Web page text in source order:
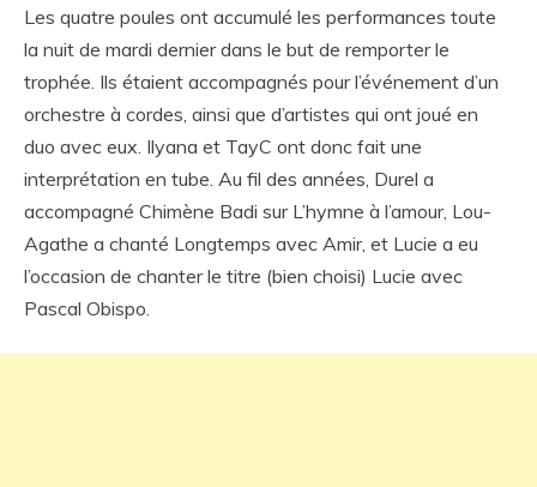
Les quatre poules ont accumulé les performances toute
la nuit de mardi dernier dans le but de remporter le
trophée. Ils étaient accompagnés pour l’événement d’un
orchestre à cordes, ainsi que d’artistes qui ont joué en
duo avec eux. Ilyana et TayC ont donc fait une
interprétation en tube. Au fil des années, Durel a
accompagné Chimène Badi sur L’hymne à l’amour, Lou-
Agathe a chanté Longtemps avec Amir, et Lucie a eu
l’occasion de chanter le titre (bien choisi) Lucie avec
Pascal Obispo.